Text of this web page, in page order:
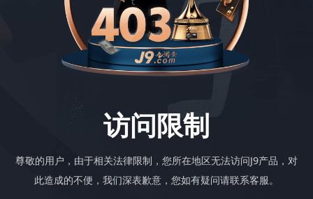
访问限制
尊敬的用户，由于相关法律限制，您所在地区无法访问J9产品，对
此造成的不便，我们深表歉意，您如有疑问请联系客服。